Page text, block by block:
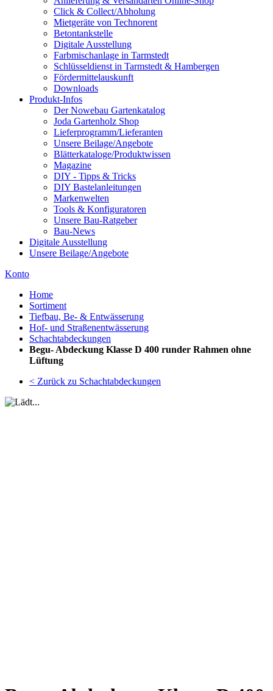
Click & Collect/Abholung
Mietgeräte von Technorent
Betontankstelle
Digitale Ausstellung
Farbmischanlage in Tarmstedt
Schlüsseldienst in Tarmstedt & Hambergen
Fördermittelauskunft
Downloads
Produkt-Infos
Der Nowebau Gartenkatalog
Joda Gartenholz Shop
Lieferprogramm/Lieferanten
Unsere Beilage/Angebote
Blätterkataloge/Produktwissen
Magazine
DIY - Tipps & Tricks
DIY Bastelanleitungen
Markenwelten
Tools & Konfiguratoren
Unsere Bau-Ratgeber
Bau-News
Digitale Ausstellung
Unsere Beilage/Angebote
Konto
Home
Sortiment
Tiefbau, Be- & Entwässerung
Hof- und Straßenentwässerung
Schachtabdeckungen
Begu- Abdeckung Klasse D 400 runder Rahmen ohne
Lüftung
< Zurück zu Schachtabdeckungen